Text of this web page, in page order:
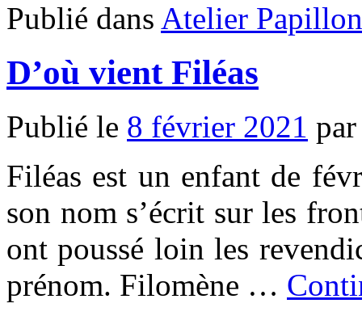
Publié dans Atelier Papillon
D’où vient Filéas
Publié le 8 février 2021 par
Filéas est un enfant de
son nom s’écrit sur les
ont poussé loin les
prénom. Filomène …